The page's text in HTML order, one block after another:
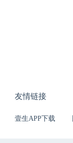
友情链接
壹生APP下载